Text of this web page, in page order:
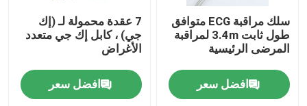
سلك مراقبة ECG متوافق
طول ثابت 3.4m لمراقبة
المرضى الرئيسية
افضل سعر
7 عقدة محمولة لـ (إك
جي) ، كابل إك جي متعدد
الأغراض
افضل سعر